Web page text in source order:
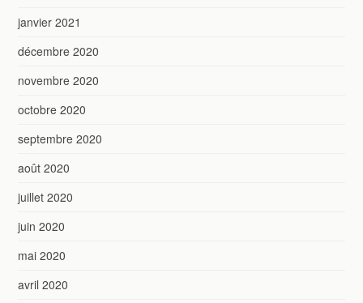
janvier 2021
décembre 2020
novembre 2020
octobre 2020
septembre 2020
août 2020
juillet 2020
juin 2020
mai 2020
avril 2020